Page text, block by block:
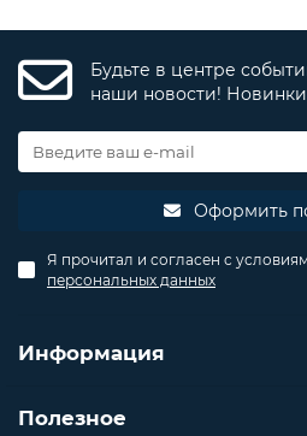
Будьте в центре
наши новости!
Оформить
Я прочитал и согласен с
персональных данных
Информация
Полезное